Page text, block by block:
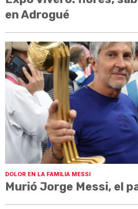
en Adrogué
DOLOR EN LA FAMILIA MESSI
Murió Jorge Messi, el